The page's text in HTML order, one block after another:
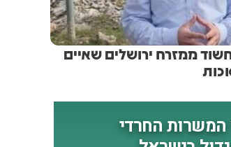
ממזרח ירושלים שאיים